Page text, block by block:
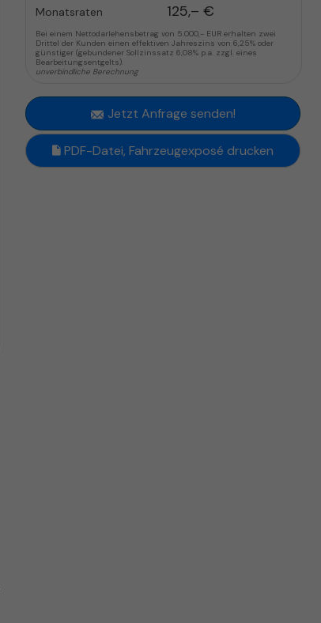
Monatsraten
125,– €
Bei einem Nettodarlehensbetrag von 5.000,- EUR erhalten zwei
Drittel der Kunden einen effektiven Jahreszins von 6,25% oder
günstiger (gebundener Sollzinssatz 6,08% p.a. zzgl. eines
Bearbeitungsentgelts).
unverbindliche Berechnung
Jetzt Anfrage senden!
PDF-Datei, Fahrzeugexposé drucken